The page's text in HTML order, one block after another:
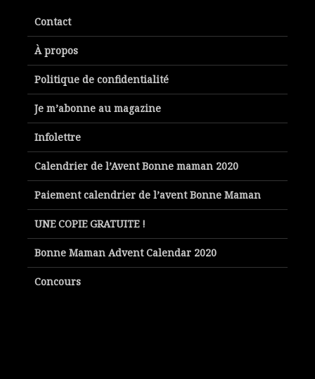
Contact
À propos
Politique de confidentialité
Je m’abonne au magazine
Infolettre
Calendrier de l’Avent Bonne maman 2020
Paiement calendrier de l’avent Bonne Maman
UNE COPIE GRATUITE !
Bonne Maman Advent Calendar 2020
Concours